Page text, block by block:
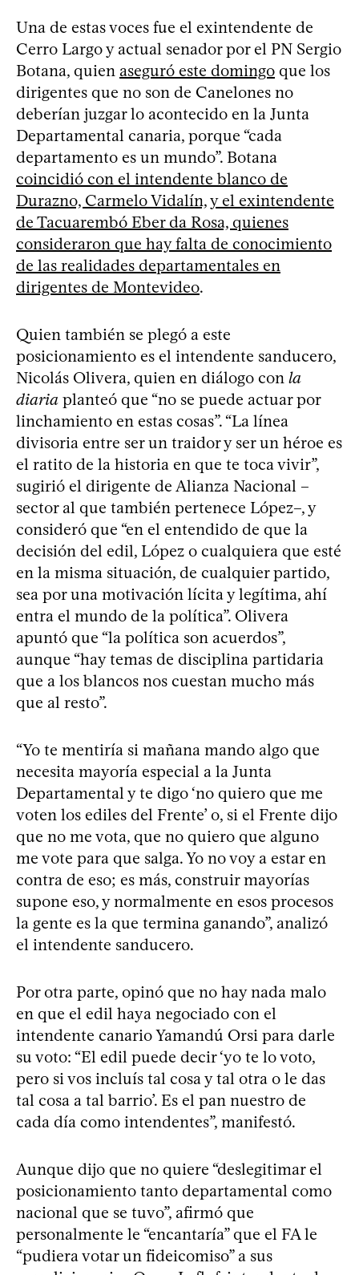
Una de estas voces fue el exintendente de
Cerro Largo y actual senador por el PN Sergio
Botana, quien aseguró este domingo que los
dirigentes que no son de Canelones no
deberían juzgar lo acontecido en la Junta
Departamental canaria, porque “cada
departamento es un mundo”. Botana
coincidió con el intendente blanco de
Durazno, Carmelo Vidalín, y el exintendente
de Tacuarembó Eber da Rosa, quienes
consideraron que hay falta de conocimiento
de las realidades departamentales en
dirigentes de Montevideo.
Quien también se plegó a este
posicionamiento es el intendente sanducero,
Nicolás Olivera, quien en diálogo con la
diaria planteó que “no se puede actuar por
linchamiento en estas cosas”. “La línea
divisoria entre ser un traidor y ser un héroe es
el ratito de la historia en que te toca vivir”,
sugirió el dirigente de Alianza Nacional –
sector al que también pertenece López–, y
consideró que “en el entendido de que la
decisión del edil, López o cualquiera que esté
en la misma situación, de cualquier partido,
sea por una motivación lícita y legítima, ahí
entra el mundo de la política”. Olivera
apuntó que “la política son acuerdos”,
aunque “hay temas de disciplina partidaria
que a los blancos nos cuestan mucho más
que al resto”.
“Yo te mentiría si mañana mando algo que
necesita mayoría especial a la Junta
Departamental y te digo ‘no quiero que me
voten los ediles del Frente’ o, si el Frente dijo
que no me vota, que no quiero que alguno
me vote para que salga. Yo no voy a estar en
contra de eso; es más, construir mayorías
supone eso, y normalmente en esos procesos
la gente es la que termina ganando”, analizó
el intendente sanducero.
Por otra parte, opinó que no hay nada malo
en que el edil haya negociado con el
intendente canario Yamandú Orsi para darle
su voto: “El edil puede decir ‘yo te lo voto,
pero si vos incluís tal cosa y tal otra o le das
tal cosa a tal barrio’. Es el pan nuestro de
cada día como intendentes”, manifestó.
Aunque dijo que no quiere “deslegitimar el
posicionamiento tanto departamental como
nacional que se tuvo”, afirmó que
personalmente le “encantaría” que el FA le
“pudiera votar un fideicomiso” a sus